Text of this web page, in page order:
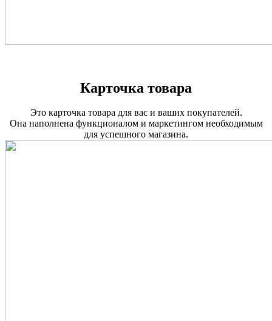
Карточка товара
Это карточка товара для вас и ваших покупателей.
Она наполнена функционалом и маркетингом необходимым
для успешного магазина.